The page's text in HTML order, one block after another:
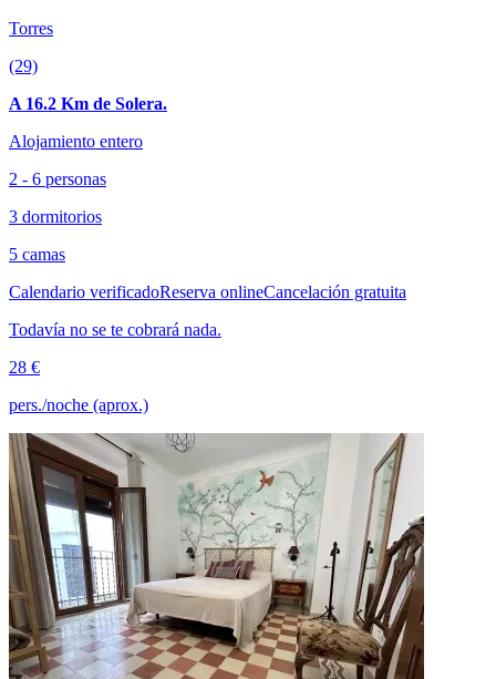
Torres
(29)
A 16.2 Km de Solera.
Alojamiento entero
2 - 6 personas
3 dormitorios
5 camas
Calendario verificadoReserva onlineCancelación gratuita
Todavía no se te cobrará nada.
28 €
pers./noche (aprox.)